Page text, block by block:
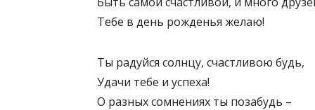
Тебе в день рожденья желаю!
Ты радуйся солнцу, счастливою будь,
Удачи тебе и успеха!
О разных сомнениях ты позабудь –